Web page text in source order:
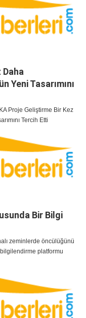
Daha
Yeni Tasarımını
Proje Geliştirme Bir Kez
Tercih Etti
Bir Bilgi
zeminlerde öncülüğünü
platformu